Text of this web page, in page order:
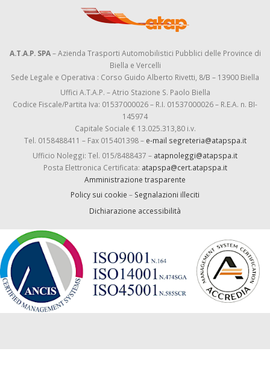
A.T.A.P. SPA– Azienda Trasporti Automobilistici Pubblici delle Province di
Biella e Vercelli
Sede Legale e Operativa : Corso Guido Alberto Rivetti, 8/B – 13900 Biella
Uffici A.T.A.P. – Atrio Stazione S. Paolo Biella
Codice Fiscale/Partita Iva: 01537000026 – R.I. 01537000026 – R.E.A. n. BI-
145974
Capitale Sociale € 13.025.313,80 i.v.
Tel. 0158488411 – Fax 015401398 – e-mail segreteria@atapspa.it
Ufficio Noleggi: Tel. 015/8488437 – atapnoleggi@atapspa.it
Posta Elettronica Certificata: atapspa@cert.atapspa.it
Amministrazione trasparente
Policy sui cookie – Segnalazioni illeciti
Dichiarazione accessibilità